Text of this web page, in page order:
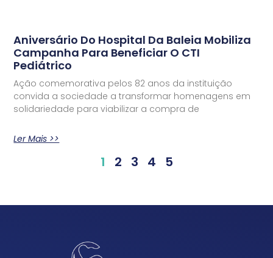
Aniversário Do Hospital Da Baleia Mobiliza
Campanha Para Beneficiar O CTI
Pediátrico
Ação comemorativa pelos 82 anos da instituição
convida a sociedade a transformar homenagens em
solidariedade para viabilizar a compra de
Ler Mais >>
1 2 3 4 5